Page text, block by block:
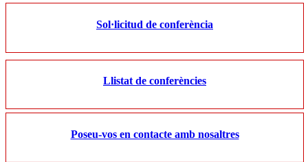
Sol·licitud de conferència
Llistat de conferències
Poseu-vos en contacte amb nosaltres